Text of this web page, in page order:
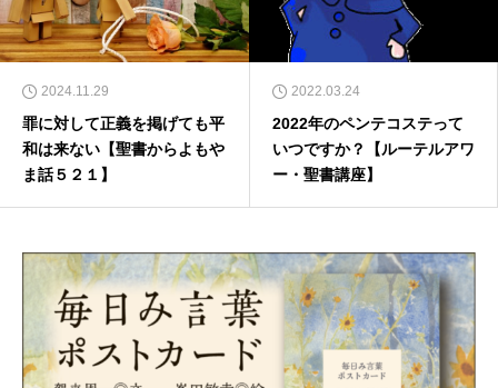
2024.11.29
罪に対して正義を掲げても平
和は来ない【聖書からよもや
ま話５２１】
2022.03.24
2022年のペンテコステって
いつですか？【ルーテルアワ
ー・聖書講座】